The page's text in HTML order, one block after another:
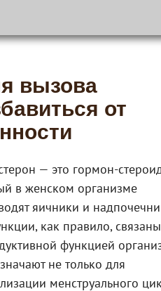
вызова
от
— это гормон-
в женском организме
яичники и
как правило,
функцией
не только для
менструального